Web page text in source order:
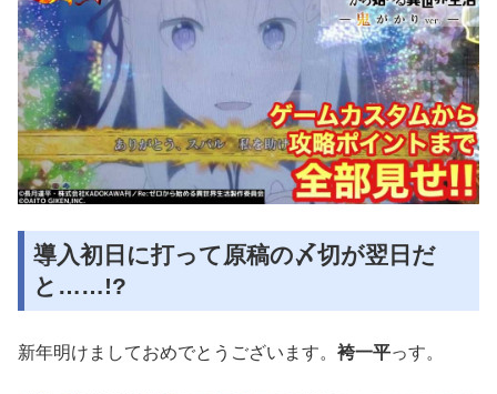
導入初日に打って原稿の〆切が翌日だ
と……!?
新年明けましておめでとうございます。 袴一平っす。